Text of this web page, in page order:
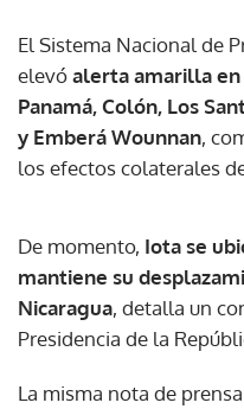
El Sistema Nacional de
elevóalerta amarilla en
Panamá, Colón, Los
y Emberá Wounnan,
los efectos colaterales
De momento, Iota se
mantiene su
Nicaragua, detalla un
Presidencia de la
La misma nota de